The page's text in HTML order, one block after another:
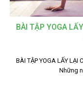
BÀI TẬP YOGA
BÀI TẬP YOGA LẤY LẠI
Những